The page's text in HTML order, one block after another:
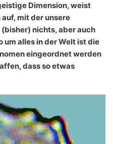
Dimension, weist
mit der unsere
nichts, aber auch
um alles in der Welt ist die
eingeordnet werden
dass so etwas